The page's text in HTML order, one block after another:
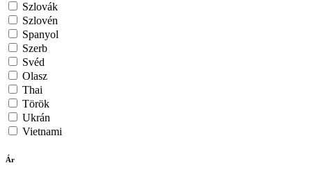
Szlovák
Szlovén
Spanyol
Szerb
Svéd
Olasz
Thai
Török
Ukrán
Vietnami
Ár